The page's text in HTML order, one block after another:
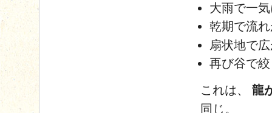
大雨で一
乾期で流
扇状地で
再び谷で
これは、 龍
同じ。